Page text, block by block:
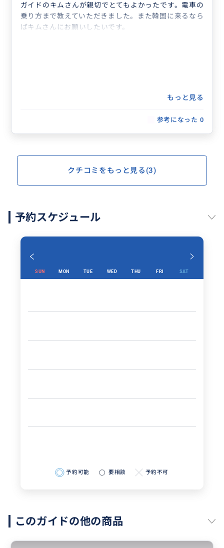
ガイドのキムさんが親切でとてもよかったです。電車の
乗り方まで教えていただきました。また韓国に来るなら
ばキムさんにお願いしたいです。
もっと見る
参考になった 0
クチコミをもっと見る(3)
予約スケジュール
SUN MON TUE WED THU FRI SAT
予約可能 要相談 予約不可
このガイドの他の商品